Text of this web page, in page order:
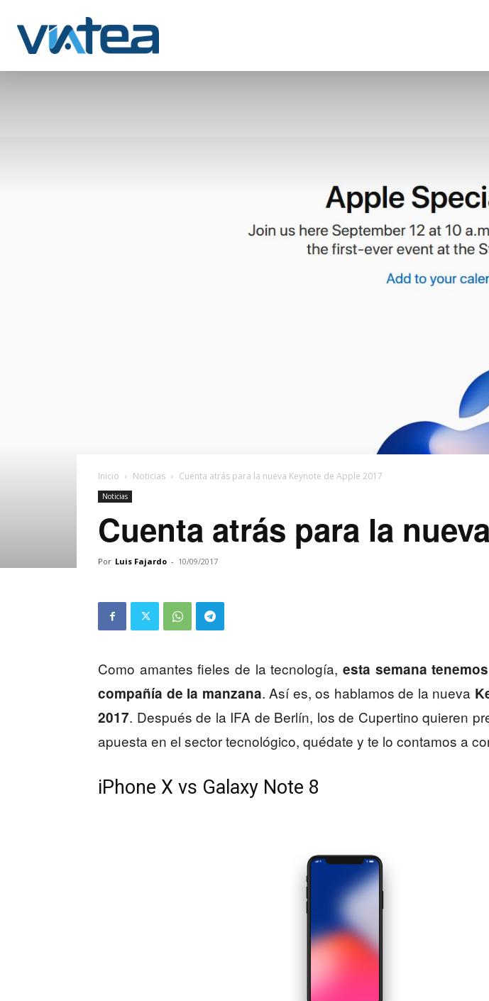
Inicio Noticias Cuenta atrás para la nueva Keynote de Apple 2017
Noticias
Cuenta atrás para la
Por Luis Fajardo - 10/09/2017
Como amantes fieles de la tecnología, esta semana
compañía de la manzana. Así es, os hablamos de la nueva
2017. Después de la IFA de Berlín, los de Cupertino quieren
apuesta en el sector tecnológico, quédate y te lo contamos a
iPhone X vs Galaxy Note 8